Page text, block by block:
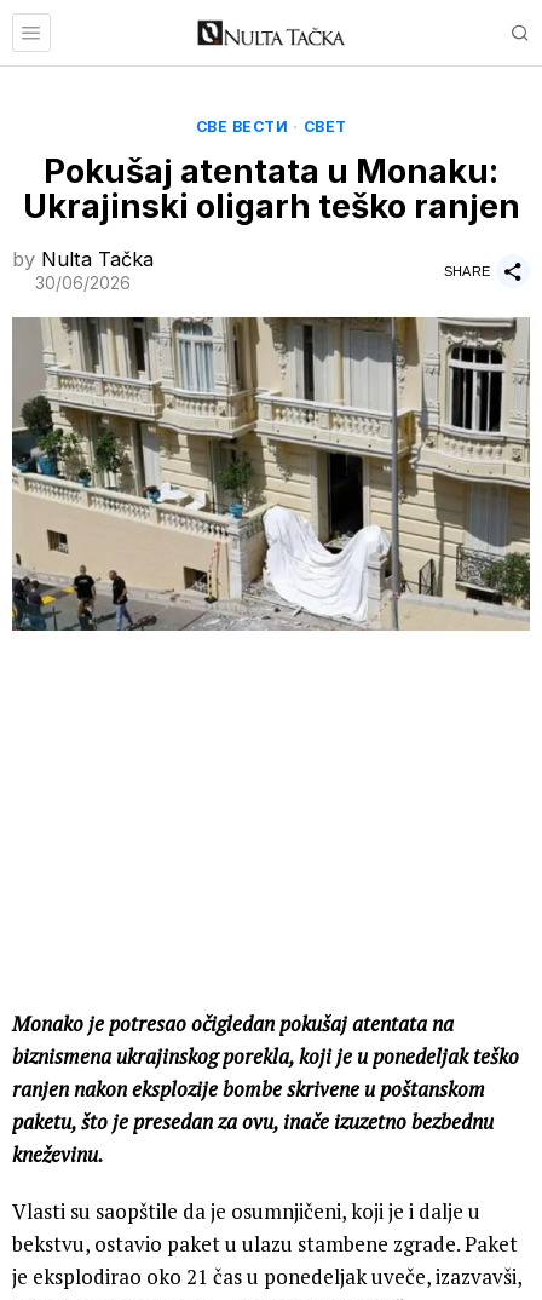
СВЕ ВЕСТИ · СВЕТ
Pokušaj atentata u Monaku:
Ukrajinski oligarh teško ranjen
by Nulta Tačka
30/06/2026
SHARE
Monako je potresao očigledan pokušaj atentata na
biznismena ukrajinskog porekla, koji je u ponedeljak teško
ranjen nakon eksplozije bombe skrivene u poštanskom
paketu, što je presedan za ovu, inače izuzetno bezbednu
kneževinu.
Vlasti su saopštile da je osumnjičeni, koji je i dalje u
bekstvu, ostavio paket u ulazu stambene zgrade. Paket
je eksplodirao oko 21 čas u ponedeljak uveče, izazvavši,